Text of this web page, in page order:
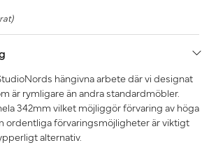
hängivna arbete där vi designat
är rymligare än andra standardmöbler.
342mm vilket möjliggör förvaring av höga
ordentliga förvaringsmöjligheter är viktigt
alternativ.